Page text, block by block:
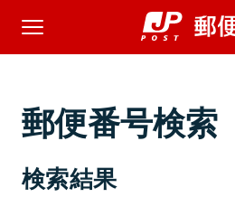
郵便番号検索
検索結果